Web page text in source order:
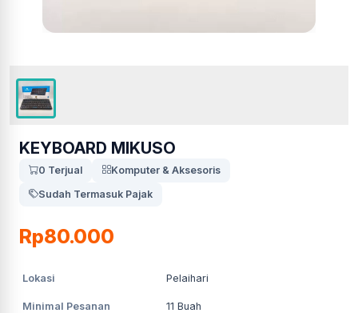
KEYBOARD MIKUSO
0 Terjual
Komputer & Aksesoris
Sudah Termasuk Pajak
Rp80.000
Lokasi Pelaihari
Minimal Pesanan 11 Buah